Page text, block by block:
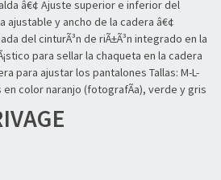
â€¢ Ajuste superior e inferior del
ajustable y ancho de la cadera â€¢
del cinturÃ³n de riÃ±Ã³n integrado en la
para sellar la chaqueta en la cadera
para ajustar los pantalones Tallas: M-L-
en color naranjo (fotografÃ­a), verde y gris